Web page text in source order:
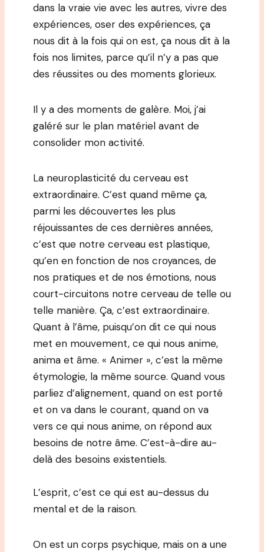
dans la vraie vie avec les autres, vivre des
expériences, oser des expériences, ça
nous dit à la fois qui on est, ça nous dit à la
fois nos limites, parce qu’il n’y a pas que
des réussites ou des moments glorieux.
Il y a des moments de galère. Moi, j’ai
galéré sur le plan matériel avant de
consolider mon activité.
La neuroplasticité du cerveau est
extraordinaire. C’est quand même ça,
parmi les découvertes les plus
réjouissantes de ces dernières années,
c’est que notre cerveau est plastique,
qu’en en fonction de nos croyances, de
nos pratiques et de nos émotions, nous
court-circuitons notre cerveau de telle ou
telle manière. Ça, c’est extraordinaire.
Quant à l’âme, puisqu’on dit ce qui nous
met en mouvement, ce qui nous anime,
anima et âme. « Animer », c’est la même
étymologie, la même source. Quand vous
parliez d’alignement, quand on est porté
et on va dans le courant, quand on va
vers ce qui nous anime, on répond aux
besoins de notre âme. C’est-à-dire au-
delà des besoins existentiels.
L’esprit, c’est ce qui est au-dessus du
mental et de la raison.
On est un corps psychique, mais on a une